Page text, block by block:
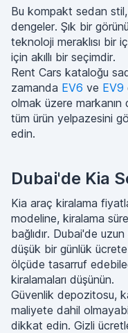
Bu kompakt sedan
dengeler. Şık bir
teknoloji meraklısı bir
için akıllı bir seçimdir.
Rent Cars kataloğu
zamanda EV6 ve EV9
olmak üzere markanın
tüm ürün yelpazesini
edin.
Dubai'de Kia
Kia araç kiralama
modeline, kiralama
bağlıdır. Dubai'de
düşük bir günlük
ölçüde tasarruf
kiralamaları düşünün.
Güvenlik depozitosu,
maliyete dahil
dikkat edin. Gizli